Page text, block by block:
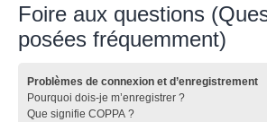
Foire aux questions
posées fréquemment)
Problèmes de connexion et d’enregistrement
Pourquoi dois-je m’enregistrer ?
Que signifie COPPA ?